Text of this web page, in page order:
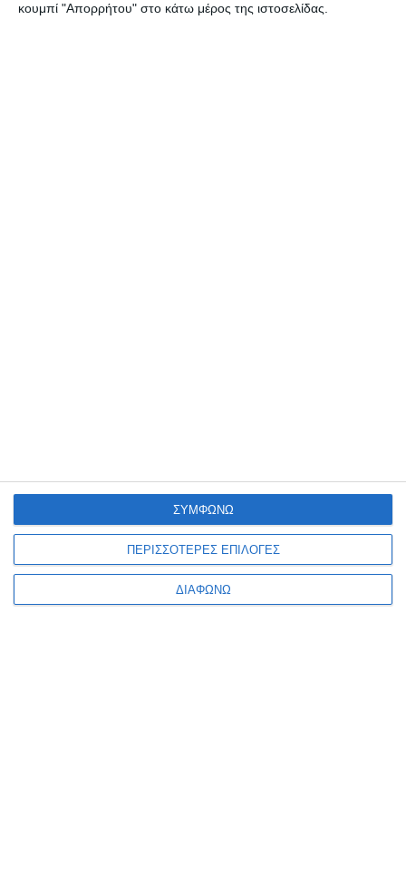
κουμπί "Απορρήτου" στο κάτω μέρος της ιστοσελίδας.
ΠΕΡΙΣΣΟΤΕΡΕΣ ΕΠΙΛΟΓΕΣ
ΔΙΑΦΩΝΩ
ΣΥΜΦΩΝΩ